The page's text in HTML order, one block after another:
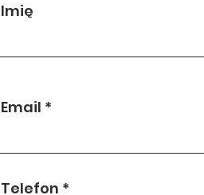
Imię
Email
Telefon